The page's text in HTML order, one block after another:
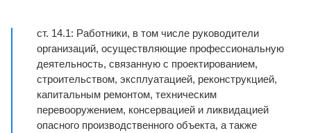
ст. 14.1: Работники, в том числе руководители
организаций, осуществляющие профессиональную
деятельность, связанную с проектированием,
строительством, эксплуатацией, реконструкцией,
капитальным ремонтом, техническим
перевооружением, консервацией и ликвидацией
опасного производственного объекта, а также